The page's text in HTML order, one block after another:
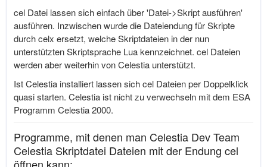
cel Datei lassen sich einfach über 'Datei->Skript ausführen'
ausführen. Inzwischen wurde die Dateiendung für Skripte
durch celx ersetzt, welche Skriptdateien in der nun
unterstützten Skriptsprache Lua kennzeichnet. cel Dateien
werden aber weiterhin von Celestia unterstützt.
Ist Celestia installiert lassen sich cel Dateien per Doppelklick
quasi starten. Celestia ist nicht zu verwechseln mit dem ESA
Programm Celestia 2000.
Programme, mit denen man Celestia Dev Team
Celestia Skriptdatei Dateien mit der Endung cel